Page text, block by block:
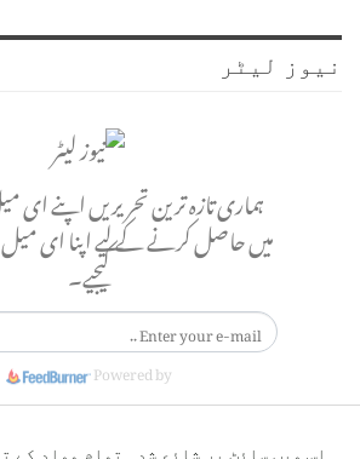
نیوز لیٹر
ہماری تازہ ترین تحریریں اپنے
میں حاصل کرنے کے لیے اپنا ای
کیجیے۔
Powered by
اس ویب سائٹ پر شائع شدہ تمام مواد کے